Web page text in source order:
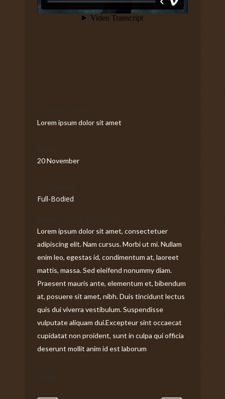
Lorem ipsum dolor sit amet
20 November
Full-Bodied
Lorem ipsum dolor sit amet, consectetuer
adipiscing elit. Nam cursus. Morbi ut mi. Nullam
enim leo, egestas id, condimentum at, laoreet
mattis, massa. Sed eleifend nonummy diam.
Praesent mauris ante, elementum et, bibendum
at, posuere sit amet, nibh. Duis tincidunt lectus
quis dui viverra vestibulum. Suspendisse
vulputate aliquam dui.Excepteur sint occaecat
cupidatat non proident, sunt in culpa qui officia
deserunt mollit anim id est laborum